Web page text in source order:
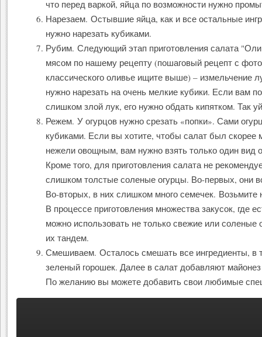
что перед варкой, яйца по возможности нужно
Нарезаем. Остывшие яйца, как и все остальные
нужно нарезать кубиками.
Рубим. Следующий этап приготовления салата
мясом по нашему рецепту (пошаговый рецепт с фото
классического оливье ищите выше) – измельчение
нужно нарезать на очень мелкие кубики. Если вам
слишком злой лук, его нужно обдать кипятком. Так
Режем. У огурцов нужно срезать «попки». Сами
кубиками. Если вы хотите, чтобы салат был скорее
нежели овощным, вам нужно взять только один вид
Кроме того, для приготовления салата не
слишком толстые соленые огурцы. Во-первых, они
Во-вторых, в них слишком много семечек. Возьмите
В процессе приготовления множества закусок, где
можно использовать не только свежие или соленые
их тандем.
Смешиваем. Осталось смешать все ингредиенты, в
зеленый горошек. Далее в салат добавляют
По желанию вы можете добавить свои любимые